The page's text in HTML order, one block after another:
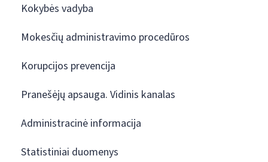
Kokybės vadyba
Mokesčių administravimo procedūros
Korupcijos prevencija
Pranešėjų apsauga. Vidinis kanalas
Administracinė informacija
Statistiniai duomenys